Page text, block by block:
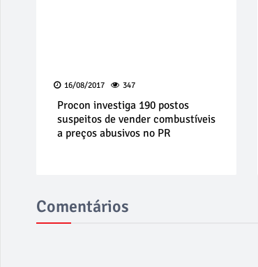
16/08/2017 347
Procon investiga 190 postos
suspeitos de vender combustíveis
a preços abusivos no PR
Comentários